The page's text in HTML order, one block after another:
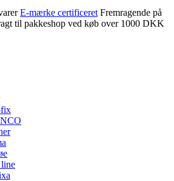
E-mærke certificeret Fremragende på
til pakkeshop ved køb over 1000 DKK